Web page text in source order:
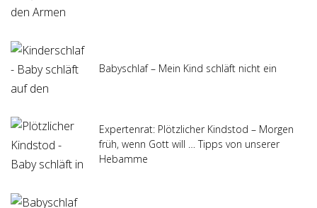
Babyschlaf – Mein Kind schläft nicht ein
Expertenrat: Plötzlicher Kindstod – Morgen
früh, wenn Gott will … Tipps von unserer
Hebamme